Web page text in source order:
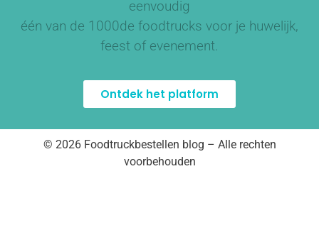
eenvoudig
één van de 1000de foodtrucks voor je huwelijk,
feest of evenement.
Ontdek het platform
© 2026 Foodtruckbestellen blog – Alle rechten
voorbehouden